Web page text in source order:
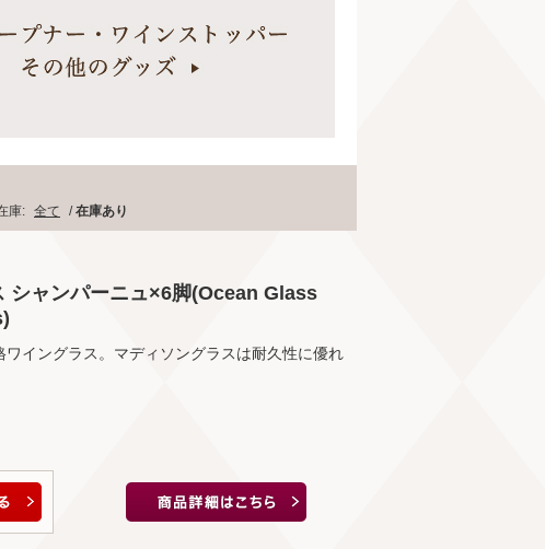
: 全て /在庫あり
シャンパーニュ×6脚(Ocean Glass
イングラス。マディソングラスは耐久性に優れ